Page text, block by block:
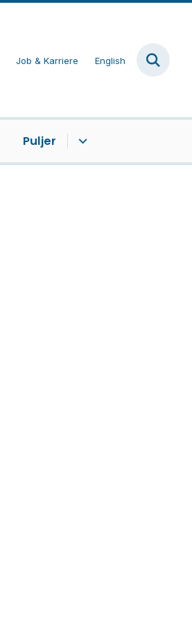
Job & Karriere English
Puljer